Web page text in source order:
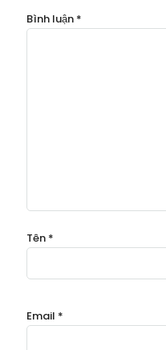
Bình luận *
Tên *
Email *